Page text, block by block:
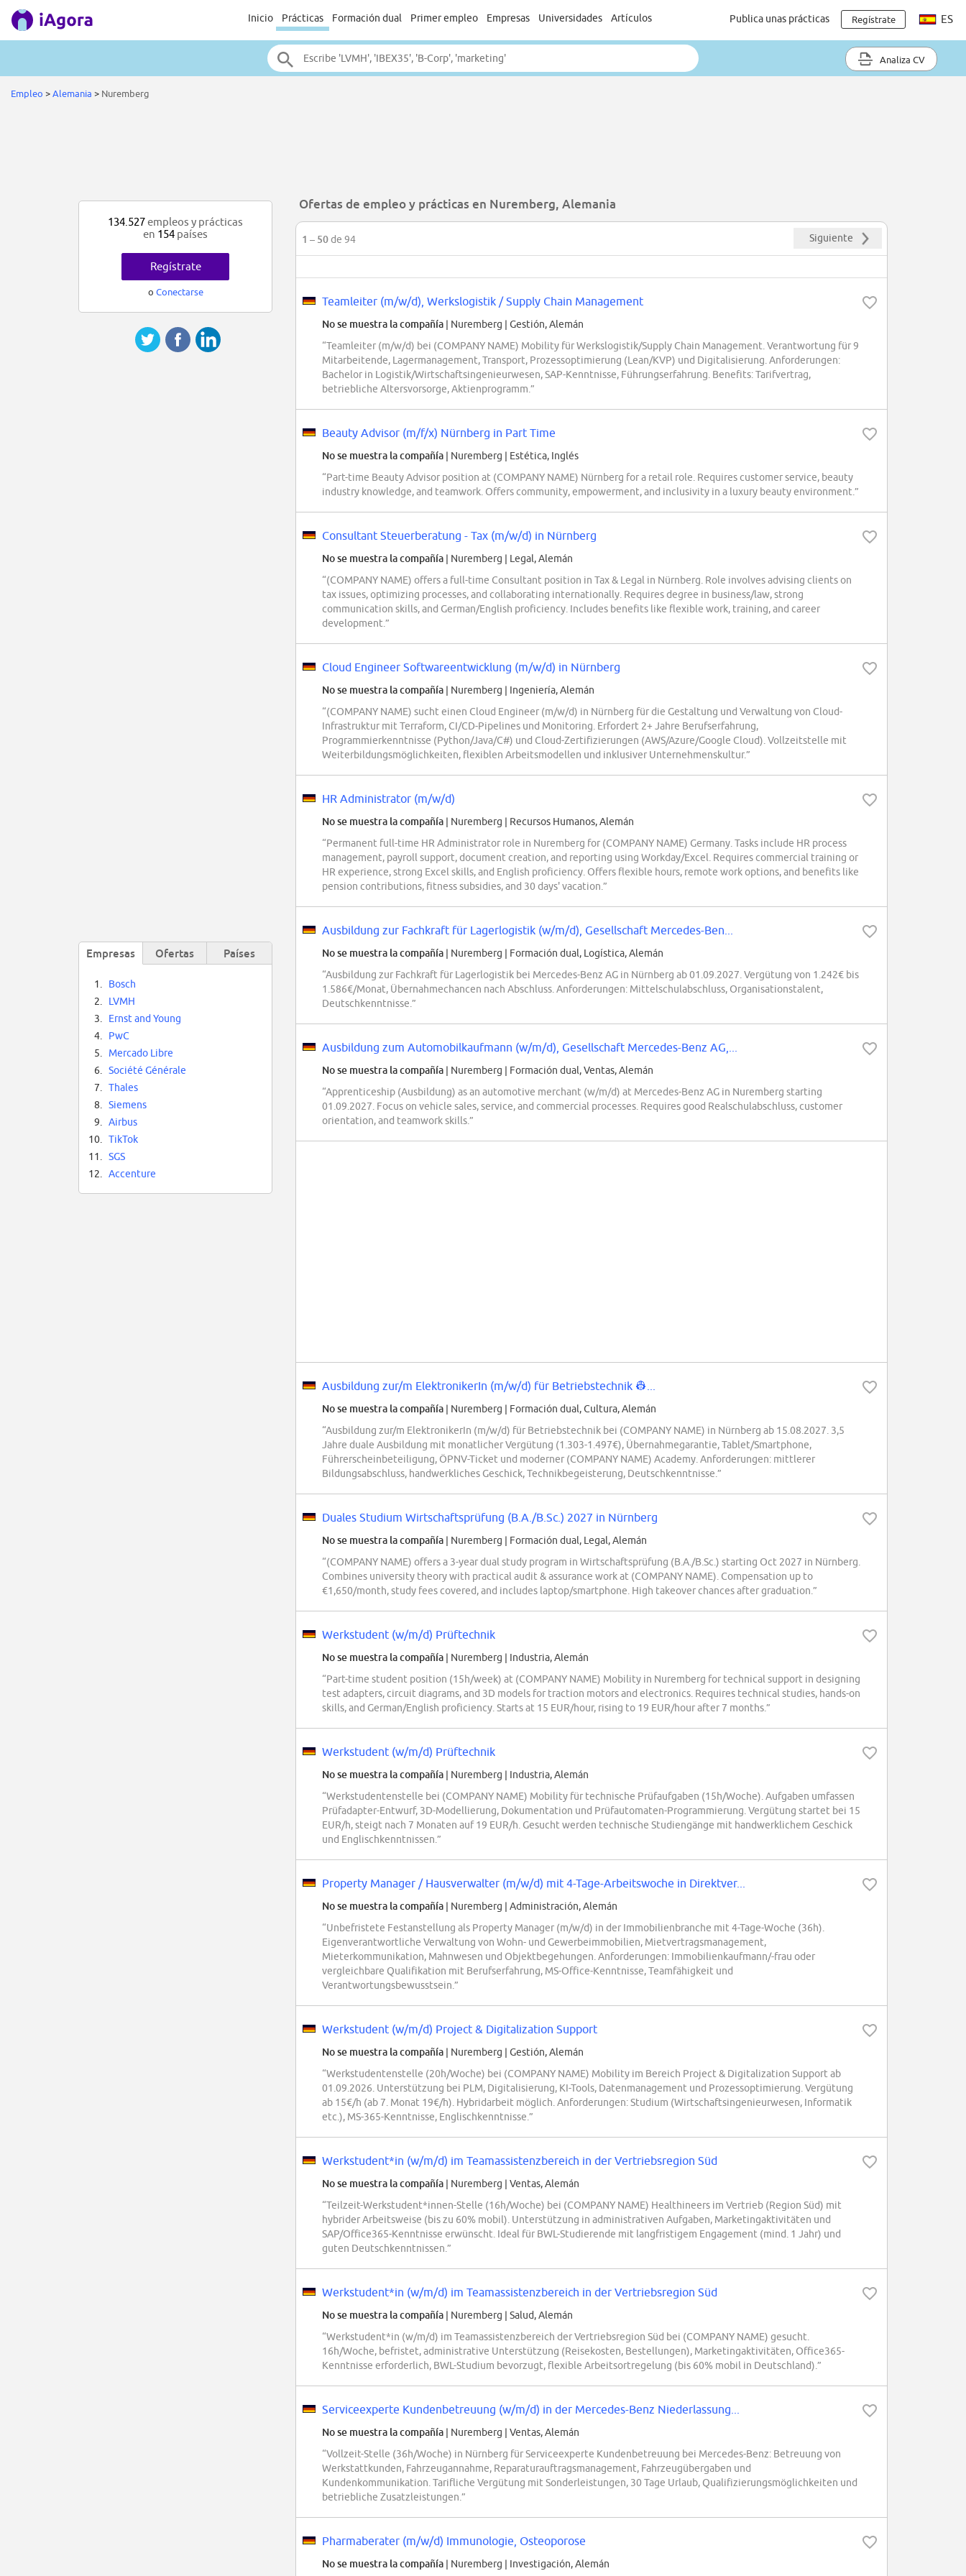
Inicio Prácticas Formación dual Primer empleo Empresas Universidades Artículos Publica unas prácticas Regístrate ES
Analiza CV
Empleo >Alemania > Nuremberg
Ofertas de empleo y prácticas en Nuremberg, Alemania
1 – 50de 94 Siguiente
Teamleiter (m/w/d), Werkslogistik / Supply Chain Management
No se muestra la compañía | Nuremberg | Gestión, Alemán
“Teamleiter (m/w/d) bei (COMPANY NAME) Mobility für Werkslogistik/Supply Chain Management. Verantwortung für 9
Mitarbeitende, Lagermanagement, Transport, Prozessoptimierung (Lean/KVP) und Digitalisierung. Anforderungen:
Bachelor in Logistik/Wirtschaftsingenieurwesen, SAP-Kenntnisse, Führungserfahrung. Benefits: Tarifvertrag,
betriebliche Altersvorsorge, Aktienprogramm.”
Beauty Advisor (m/f/x) Nürnberg in Part Time
No se muestra la compañía | Nuremberg | Estética, Inglés
“Part-time Beauty Advisor position at (COMPANY NAME) Nürnberg for a retail role. Requires customer service, beauty
industry knowledge, and teamwork. Offers community, empowerment, and inclusivity in a luxury beauty environment.”
Consultant Steuerberatung - Tax (m/w/d) in Nürnberg
No se muestra la compañía | Nuremberg | Legal, Alemán
“(COMPANY NAME) offers a full-time Consultant position in Tax & Legal in Nürnberg. Role involves advising clients on
tax issues, optimizing processes, and collaborating internationally. Requires degree in business/law, strong
communication skills, and German/English proficiency. Includes benefits like flexible work, training, and career
development.”
Cloud Engineer Softwareentwicklung (m/w/d) in Nürnberg
No se muestra la compañía | Nuremberg | Ingeniería, Alemán
“(COMPANY NAME) sucht einen Cloud Engineer (m/w/d) in Nürnberg für die Gestaltung und Verwaltung von Cloud-
Infrastruktur mit Terraform, CI/CD-Pipelines und Monitoring. Erfordert 2+ Jahre Berufserfahrung,
Programmierkenntnisse (Python/Java/C#) und Cloud-Zertifizierungen (AWS/Azure/Google Cloud). Vollzeitstelle mit
Weiterbildungsmöglichkeiten, flexiblen Arbeitsmodellen und inklusiver Unternehmenskultur.”
HR Administrator (m/w/d)
No se muestra la compañía | Nuremberg | Recursos Humanos, Alemán
“Permanent full-time HR Administrator role in Nuremberg for (COMPANY NAME) Germany. Tasks include HR process
management, payroll support, document creation, and reporting using Workday/Excel. Requires commercial training or
HR experience, strong Excel skills, and English proficiency. Offers flexible hours, remote work options, and benefits like
pension contributions, fitness subsidies, and 30 days' vacation.”
Ausbildung zur Fachkraft für Lagerlogistik (w/m/d), Gesellschaft Mercedes-Ben...
No se muestra la compañía | Nuremberg | Formación dual, Logística, Alemán
“Ausbildung zur Fachkraft für Lagerlogistik bei Mercedes-Benz AG in Nürnberg ab 01.09.2027. Vergütung von 1.242€ bis
1.586€/Monat, Übernahmechancen nach Abschluss. Anforderungen: Mittelschulabschluss, Organisationstalent,
Deutschkenntnisse.”
Ausbildung zum Automobilkaufmann (w/m/d), Gesellschaft Mercedes-Benz AG,...
No se muestra la compañía | Nuremberg | Formación dual, Ventas, Alemán
“Apprenticeship (Ausbildung) as an automotive merchant (w/m/d) at Mercedes-Benz AG in Nuremberg starting
01.09.2027. Focus on vehicle sales, service, and commercial processes. Requires good Realschulabschluss, customer
orientation, and teamwork skills.”
Ausbildung zur/m ElektronikerIn (m/w/d) für Betriebstechnik 👷‍...
No se muestra la compañía | Nuremberg | Formación dual, Cultura, Alemán
“Ausbildung zur/m ElektronikerIn (m/w/d) für Betriebstechnik bei (COMPANY NAME) in Nürnberg ab 15.08.2027. 3,5
Jahre duale Ausbildung mit monatlicher Vergütung (1.303-1.497€), Übernahmegarantie, Tablet/Smartphone,
Führerscheinbeteiligung, ÖPNV-Ticket und moderner (COMPANY NAME) Academy. Anforderungen: mittlerer
Bildungsabschluss, handwerkliches Geschick, Technikbegeisterung, Deutschkenntnisse.”
Duales Studium Wirtschaftsprüfung (B.A./B.Sc.) 2027 in Nürnberg
No se muestra la compañía | Nuremberg | Formación dual, Legal, Alemán
“(COMPANY NAME) offers a 3-year dual study program in Wirtschaftsprüfung (B.A./B.Sc.) starting Oct 2027 in Nürnberg.
Combines university theory with practical audit & assurance work at (COMPANY NAME). Compensation up to
€1,650/month, study fees covered, and includes laptop/smartphone. High takeover chances after graduation.”
Werkstudent (w/m/d) Prüftechnik
No se muestra la compañía | Nuremberg | Industria, Alemán
“Part-time student position (15h/week) at (COMPANY NAME) Mobility in Nuremberg for technical support in designing
test adapters, circuit diagrams, and 3D models for traction motors and electronics. Requires technical studies, hands-on
skills, and German/English proficiency. Starts at 15 EUR/hour, rising to 19 EUR/hour after 7 months.”
Werkstudent (w/m/d) Prüftechnik
No se muestra la compañía | Nuremberg | Industria, Alemán
“Werkstudentenstelle bei (COMPANY NAME) Mobility für technische Prüfaufgaben (15h/Woche). Aufgaben umfassen
Prüfadapter-Entwurf, 3D-Modellierung, Dokumentation und Prüfautomaten-Programmierung. Vergütung startet bei 15
EUR/h, steigt nach 7 Monaten auf 19 EUR/h. Gesucht werden technische Studiengänge mit handwerklichem Geschick
und Englischkenntnissen.”
Property Manager / Hausverwalter (m/w/d) mit 4-Tage-Arbeitswoche in Direktver...
No se muestra la compañía | Nuremberg | Administración, Alemán
“Unbefristete Festanstellung als Property Manager (m/w/d) in der Immobilienbranche mit 4-Tage-Woche (36h).
Eigenverantwortliche Verwaltung von Wohn- und Gewerbeimmobilien, Mietvertragsmanagement,
Mieterkommunikation, Mahnwesen und Objektbegehungen. Anforderungen: Immobilienkaufmann/-frau oder
vergleichbare Qualifikation mit Berufserfahrung, MS-Office-Kenntnisse, Teamfähigkeit und
Verantwortungsbewusstsein.”
Werkstudent (w/m/d) Project & Digitalization Support
No se muestra la compañía | Nuremberg | Gestión, Alemán
“Werkstudentenstelle (20h/Woche) bei (COMPANY NAME) Mobility im Bereich Project & Digitalization Support ab
01.09.2026. Unterstützung bei PLM, Digitalisierung, KI-Tools, Datenmanagement und Prozessoptimierung. Vergütung
ab 15€/h (ab 7. Monat 19€/h). Hybridarbeit möglich. Anforderungen: Studium (Wirtschaftsingenieurwesen, Informatik
etc.), MS-365-Kenntnisse, Englischkenntnisse.”
Werkstudent*in (w/m/d) im Teamassistenzbereich in der Vertriebsregion Süd
No se muestra la compañía | Nuremberg | Ventas, Alemán
“Teilzeit-Werkstudent*innen-Stelle (16h/Woche) bei (COMPANY NAME) Healthineers im Vertrieb (Region Süd) mit
hybrider Arbeitsweise (bis zu 60% mobil). Unterstützung in administrativen Aufgaben, Marketingaktivitäten und
SAP/Office365-Kenntnisse erwünscht. Ideal für BWL-Studierende mit langfristigem Engagement (mind. 1 Jahr) und
guten Deutschkenntnissen.”
Werkstudent*in (w/m/d) im Teamassistenzbereich in der Vertriebsregion Süd
No se muestra la compañía | Nuremberg | Salud, Alemán
“Werkstudent*in (w/m/d) im Teamassistenzbereich der Vertriebsregion Süd bei (COMPANY NAME) gesucht.
16h/Woche, befristet, administrative Unterstützung (Reisekosten, Bestellungen), Marketingaktivitäten, Office365-
Kenntnisse erforderlich, BWL-Studium bevorzugt, flexible Arbeitsortregelung (bis 60% mobil in Deutschland).”
Serviceexperte Kundenbetreuung (w/m/d) in der Mercedes-Benz Niederlassung...
No se muestra la compañía | Nuremberg | Ventas, Alemán
“Vollzeit-Stelle (36h/Woche) in Nürnberg für Serviceexperte Kundenbetreuung bei Mercedes-Benz: Betreuung von
Werkstattkunden, Fahrzeugannahme, Reparaturauftragsmanagement, Fahrzeugübergaben und
Kundenkommunikation. Tarifliche Vergütung mit Sonderleistungen, 30 Tage Urlaub, Qualifizierungsmöglichkeiten und
betriebliche Zusatzleistungen.”
Pharmaberater (m/w/d) Immunologie, Osteoporose
No se muestra la compañía | Nuremberg | Investigación, Alemán
134.527empleos y prácticas
en 154 países
Regístrate
o Conectarse
Empresas Ofertas Países
1.
Bosch
2.
LVMH
3.
Ernst and Young
4.
PwC
5.
Mercado Libre
6.
Société Générale
7.
Thales
8.
Siemens
9.
Airbus
10.
TikTok
11.
SGS
12.
Accenture